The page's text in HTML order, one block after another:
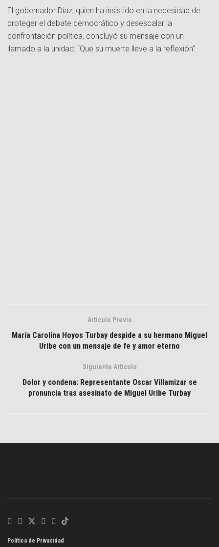
El gobernador Díaz, quien ha insistido en la necesidad de
proteger el debate democrático y desescalar la
confrontación política, concluyó su mensaje con un
llamado a la unidad: “Que su muerte lleve a la reflexión”.
Artículo Previo
María Carolina Hoyos Turbay despide a su hermano Miguel
Uribe con un mensaje de fe y amor eterno
Siguiente Artículo
Dolor y condena: Representante Oscar Villamizar se
pronuncia tras asesinato de Miguel Uribe Turbay
Política de Privacidad